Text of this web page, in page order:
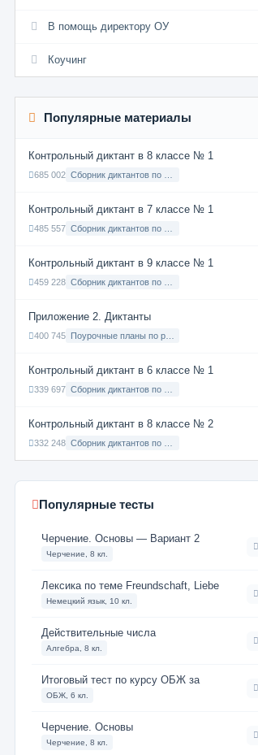
В помощь директору ОУ
Коучинг
Популярные материалы
Контрольный диктант в 8 классе № 1
685 002
Контрольный диктант в 7 классе № 1
485 557
Контрольный диктант в 9 классе № 1
459 228
Приложение 2. Диктанты
400 745
Контрольный диктант в 6 классе № 1
339 697
Контрольный диктант в 8 классе № 2
332 248
Популярные тесты
Черчение. Основы — Вариант 2
Черчение, 8 кл.
Лексика по теме Freundschaft, Liebe
Немецкий язык, 10 кл.
Действительные числа
Алгебра, 8 кл.
Итоговый тест по курсу ОБЖ за
ОБЖ, 6 кл.
Черчение. Основы
Черчение, 8 кл.